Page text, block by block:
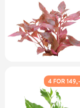
4 FOR 149,-